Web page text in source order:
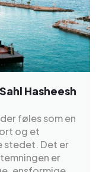
Hasheesh
føles som en
og et
stedet. Det er
er